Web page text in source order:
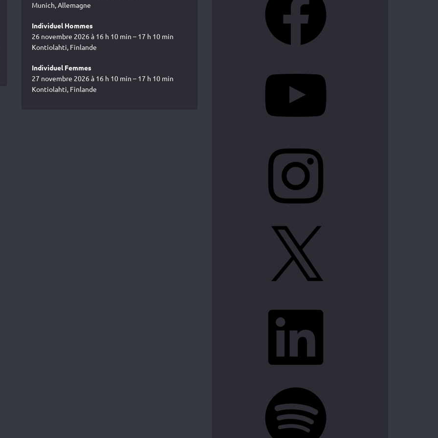
Munich, Allemagne
Individuel Hommes
26 novembre 2026 à 16 h 10 min – 17 h 10 min
Kontiolahti, Finlande
Individuel Femmes
27 novembre 2026 à 16 h 10 min – 17 h 10 min
Kontiolahti, Finlande